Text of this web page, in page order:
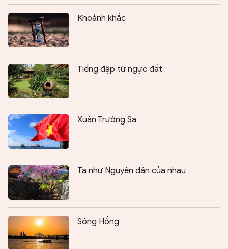
Khoảnh khắc
Tiếng đập từ ngực đất
Xuân Trường Sa
Ta như Nguyên đán của nhau
Sông Hồng